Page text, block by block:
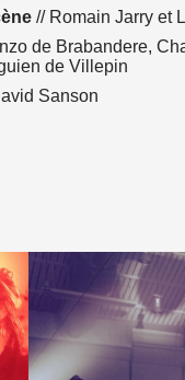
// Romain Jarry et
de Brabandere,
de Villepin
Sanson